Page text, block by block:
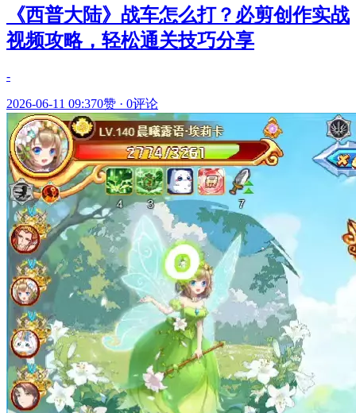
《西普大陆》战车怎么打？必剪创作实战
视频攻略，轻松通关技巧分享
-
2026-06-11 09:370赞 · 0评论